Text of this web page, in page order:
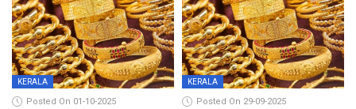
KERALA
Posted On 01-10-2025
KERALA
Posted On 29-09-2025